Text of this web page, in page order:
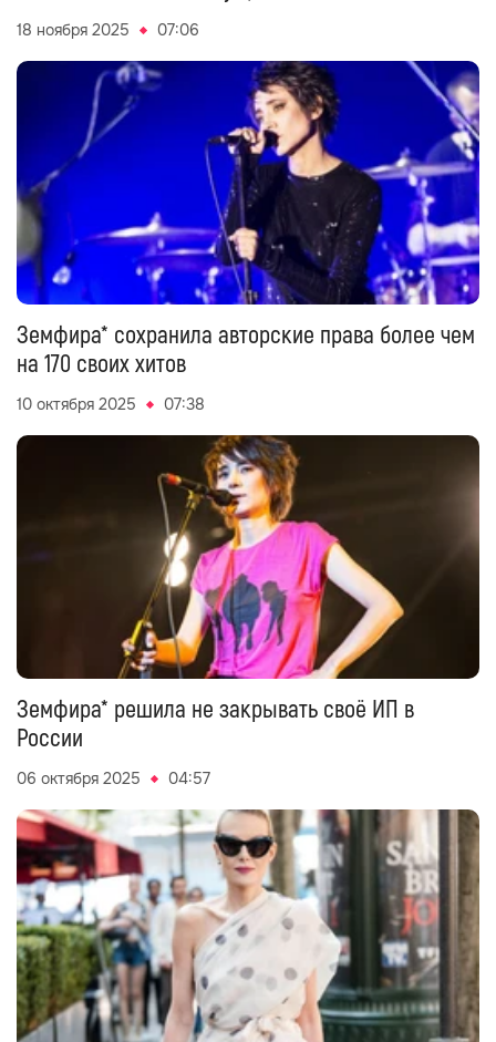
18 ноября 2025 07:06
Земфира* сохранила авторские права более чем
на 170 своих хитов
10 октября 2025 07:38
Земфира* решила не закрывать своё ИП в
России
06 октября 2025 04:57